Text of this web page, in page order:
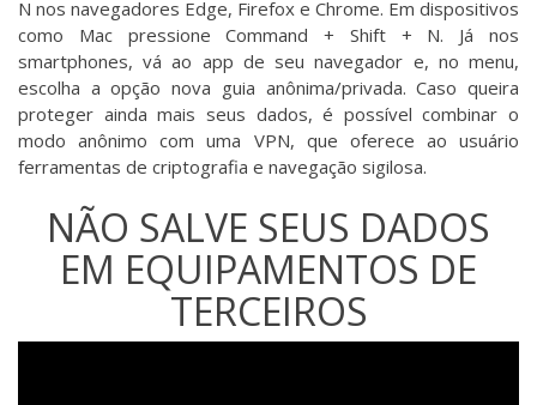
N nos navegadores Edge, Firefox e Chrome. Em dispositivos
como Mac pressione Command + Shift + N. Já nos
smartphones, vá ao app de seu navegador e, no menu,
escolha a opção nova guia anônima/privada. Caso queira
proteger ainda mais seus dados, é possível combinar o
modo anônimo com uma VPN, que oferece ao usuário
ferramentas de criptografia e navegação sigilosa.
NÃO SALVE SEUS DADOS
EM EQUIPAMENTOS DE
TERCEIROS